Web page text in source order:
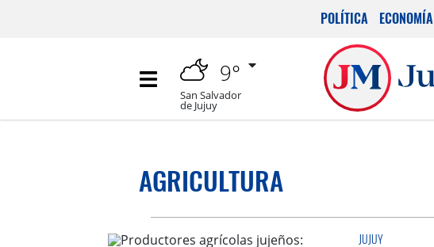
POLÍTICA ECONOMÍA
9°
San Salvador
de Jujuy
AGRICULTURA
JUJUY